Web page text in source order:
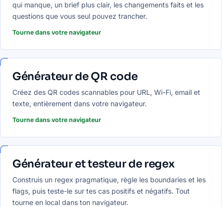
qui manque, un brief plus clair, les changements faits et les
questions que vous seul pouvez trancher.
Tourne dans votre navigateur
Générateur de QR code
Créez des QR codes scannables pour URL, Wi-Fi, email et
texte, entièrement dans votre navigateur.
Tourne dans votre navigateur
Générateur et testeur de regex
Construis un regex pragmatique, règle les boundaries et les
flags, puis teste-le sur tes cas positifs et négatifs. Tout
tourne en local dans ton navigateur.